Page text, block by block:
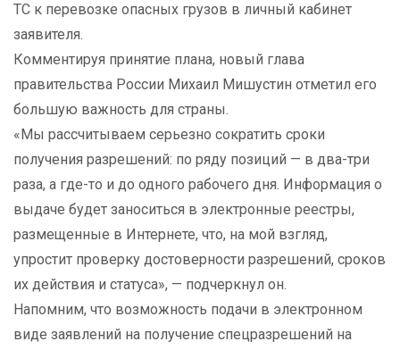
ТС к перевозке опасных грузов в личный кабинет
заявителя.
Комментируя принятие плана, новый глава
правительства России Михаил Мишустин отметил его
большую важность для страны.
«Мы рассчитываем серьезно сократить сроки
получения разрешений: по ряду позиций — в два-три
раза, а где-то и до одного рабочего дня. Информация о
выдаче будет заноситься в электронные реестры,
размещенные в Интернете, что, на мой взгляд,
упростит проверку достоверности разрешений, сроков
их действия и статуса», — подчеркнул он.
Напомним, что возможность подачи в электронном
виде заявлений на получение спецразрешений на